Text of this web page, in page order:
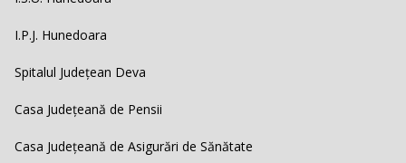
I.P.J. Hunedoara
Spitalul Județean Deva
Casa Județeană de Pensii
Casa Județeană de Asigurări de Sănătate